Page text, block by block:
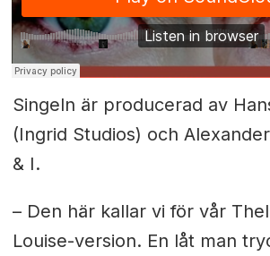
Singeln är producerad av
(Ingrid Studios) och
& I.
– Den här kallar vi för vår
Louise-version. En låt man